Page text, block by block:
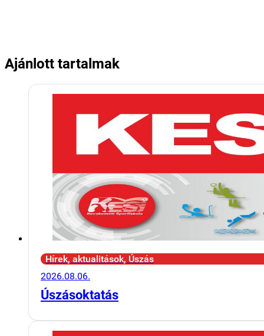
Ajánlott tartalmak
Hírek, aktualitások, Úszás
2026.08.06.
Úszásoktatás